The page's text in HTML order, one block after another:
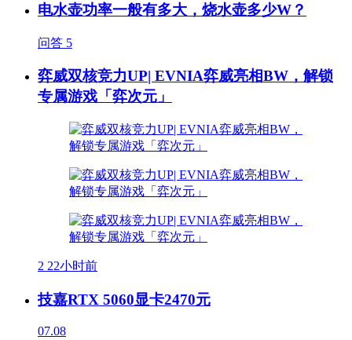
电水壶功率一般有多大，烧水壶多少W？
问答 5
弈威双核竞力UP| EVNIA弈威亮相BW，解锁
专属游戏「弈次元」
2 22小时前
技嘉RTX 5060显卡2470元
07.08